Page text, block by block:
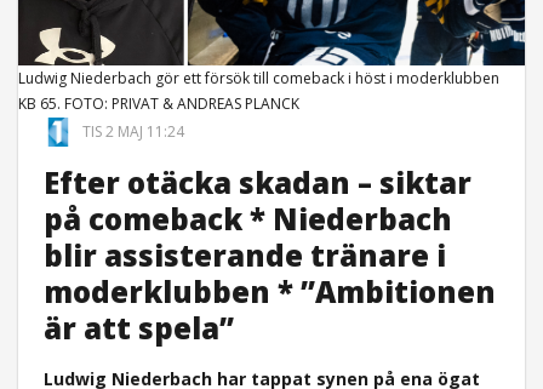
Ludwig Niederbach gör ett försök till comeback i höst i moderklubben
KB 65. FOTO: PRIVAT & ANDREAS PLANCK
TIS 2 MAJ 11:24
Efter otäcka skadan – siktar
på comeback * Niederbach
blir assisterande tränare i
moderklubben * ”Ambitionen
är att spela”
Ludwig Niederbach har tappat synen på ena ögat